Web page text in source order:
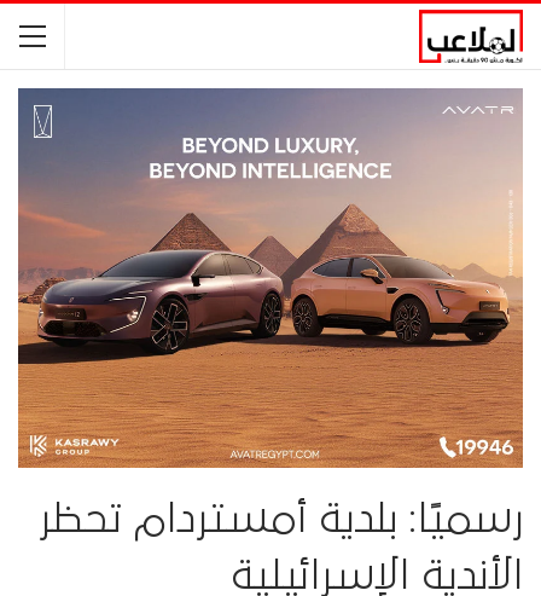
رسميًا: بلدية أمستردام تحظر
الأندية الإسرائيلية